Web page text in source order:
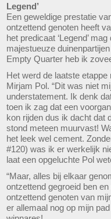
Legend’
Een geweldige prestatie
ontzettend genoten heeft
het predicaat ‘Legend’
majestueuze
Empty Quarter heb ik
Het werd de laatste
Mirjam Pol. “Dit was niet
understatement. Ik denk
toen ik zag dat een
kon rijden dus ik dacht dat
stond meteen muurvast!
het leek wel cement.
#120) was ik er werkelijk
laat een opgeluchte Pol
“Maar, alles bij elkaar
ontzettend gegroeid ben
ontzettend genoten van
er allemaal nog op mijn